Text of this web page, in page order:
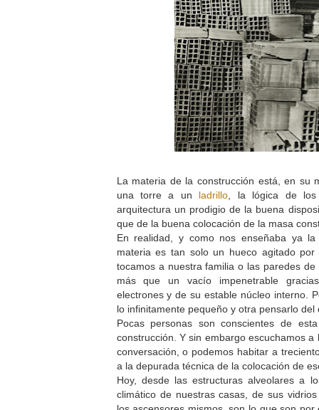
La materia de la construcción está, en su
una torre a un ladrillo , la lógica de
arquitectura un prodigio de la buena
que de la buena colocación de la masa
En realidad, y como nos enseñaba ya
materia es tan solo un hueco agitado por
tocamos a nuestra familia o las paredes
más que un vacío impenetrable
electrones y de su estable núcleo interno.
lo infinitamente pequeño y otra pensarlo
Pocas personas son conscientes de
construcción. Y sin embargo escuchamos
conversación, o podemos habitar a
a la depurada técnica de la colocación de
Hoy, desde las estructuras alveolares a
climático de nuestras casas, de sus